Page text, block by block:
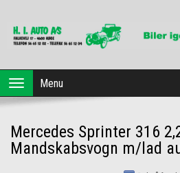
Forside
Dansk Erhvervsleasing
Toggle
navigation
Menu
Mercedes Sprinter 316
Mandskabsvogn m/lad